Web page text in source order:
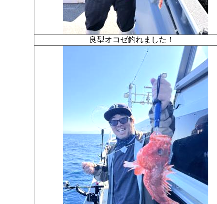
良型オコゼ釣れました！